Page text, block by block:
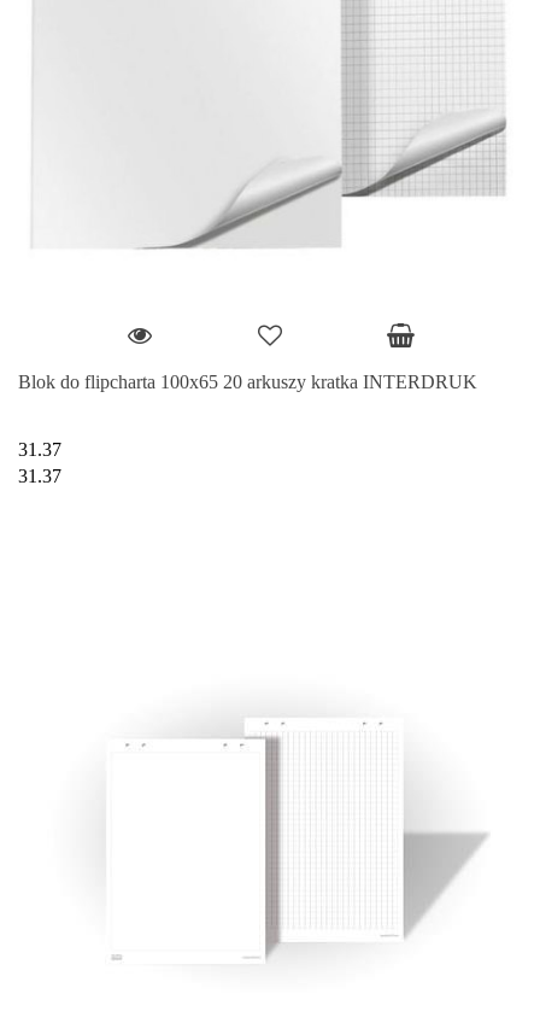
Blok do flipcharta 100x65 20 arkuszy kratka INTERDRUK
31.37
31.37